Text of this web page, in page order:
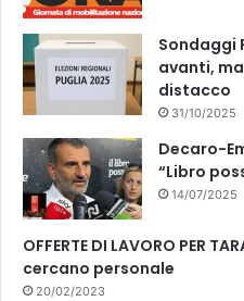
Sondaggi
avanti,
distacco
31/10/2025
Decaro-
“Libro
14/07/2025
OFFERTE DI LAVORO PER
cercano personale
20/02/2023